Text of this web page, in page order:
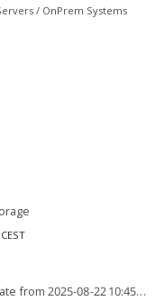
/ OnPrem Systems
22 10:45 to 2025-08-22 12:45